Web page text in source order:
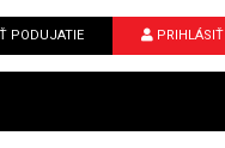
PODUJATIE PRIHLÁSIŤ